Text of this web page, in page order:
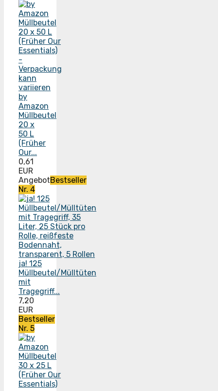
by
Amazon
Müllbeutel
20 x
50 L
(Früher
Our...
0,61
EUR
AngebotBestseller
Nr. 4
ja! 125
Müllbeutel/Mülltüten
mit
Tragegriff...
7,20
EUR
Bestseller
Nr. 5